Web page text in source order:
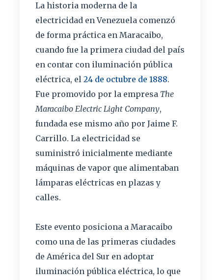
La historia moderna de la
electricidad en Venezuela comenzó
de forma práctica en Maracaibo,
cuando fue la primera ciudad del país
en contar con iluminación pública
eléctrica, el 24 de octubre de 1888.
Fue promovido por la empresa The
Maracaibo Electric Light Company,
fundada ese mismo año por Jaime F.
Carrillo. La electricidad se
suministró inicialmente mediante
máquinas de vapor que alimentaban
lámparas eléctricas en plazas y
calles.
Este evento posiciona a Maracaibo
como una de las primeras ciudades
de América del Sur en adoptar
iluminación pública eléctrica, lo que